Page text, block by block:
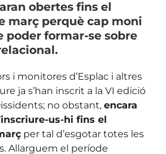
obertes fins el
març perquè cap moni
poder formar-se sobre
i monitores d’Esplac i altres
ja s’han inscrit a la VI edició
no obstant, encara
us-hi fins el
per tal d’esgotar totes les
Allarguem el període